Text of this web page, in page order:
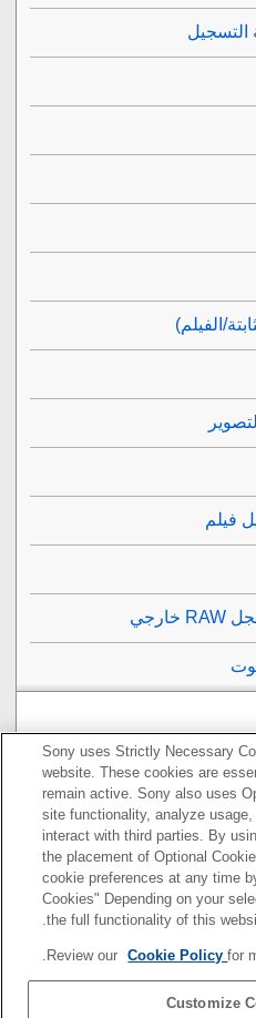
التسجيل
الفيلم)
فيلم
هاتف ذكي
Sony uses Strictly Necessary
website. These cookies are
remain active. Sony also uses
site functionality, analyze
interact with third parties. By
the placement of Optional
cookie preferences at any time
Cookies" Depending on your
the full functionality of this
Review our Cookie Policyfor
Customize